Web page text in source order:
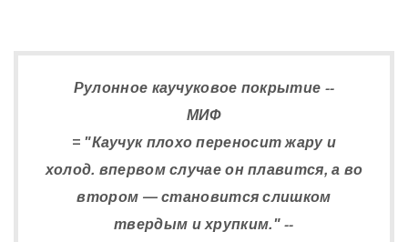
Рулонное каучуковое покрытие --
МИФ
= "Каучук плохо переносит жару и
холод. впервом случае он плавится, а во
втором — становится слишком
твердым и хрупким." --